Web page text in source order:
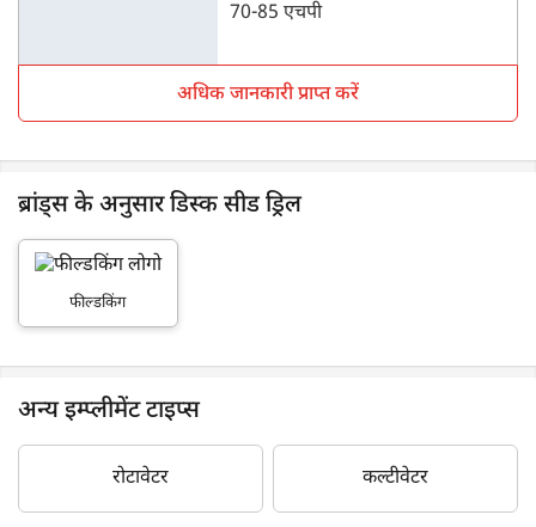
70-85 एचपी
अधिक जानकारी प्राप्त करें
ब्रांड्स के अनुसार डिस्क सीड ड्रिल
फील्डकिंग
अन्य इम्प्लीमेंट टाइप्स
रोटावेटर कल्टीवेटर